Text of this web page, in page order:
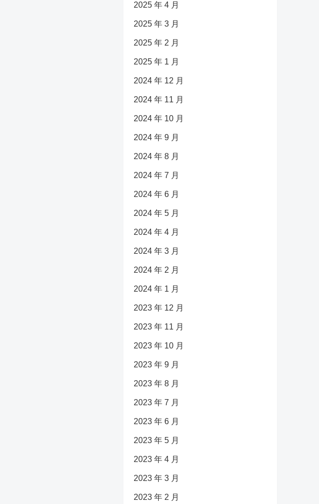
2025 年 4 月
2025 年 3 月
2025 年 2 月
2025 年 1 月
2024 年 12 月
2024 年 11 月
2024 年 10 月
2024 年 9 月
2024 年 8 月
2024 年 7 月
2024 年 6 月
2024 年 5 月
2024 年 4 月
2024 年 3 月
2024 年 2 月
2024 年 1 月
2023 年 12 月
2023 年 11 月
2023 年 10 月
2023 年 9 月
2023 年 8 月
2023 年 7 月
2023 年 6 月
2023 年 5 月
2023 年 4 月
2023 年 3 月
2023 年 2 月